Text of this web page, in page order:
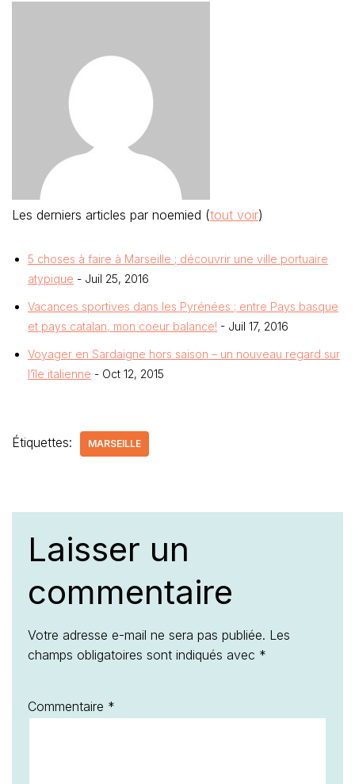
Les derniers articles par noemied (tout voir)
5 choses à faire à Marseille ; découvrir une ville portuaire
atypique - Juil 25, 2016
Vacances sportives dans les Pyrénées ; entre Pays basque
et pays catalan, mon coeur balance! - Juil 17, 2016
Voyager en Sardaigne hors saison – un nouveau regard sur
l’île italienne - Oct 12, 2015
Étiquettes: MARSEILLE
Laisser un
commentaire
Votre adresse e-mail ne sera pas publiée. Les
champs obligatoires sont indiqués avec *
Commentaire *